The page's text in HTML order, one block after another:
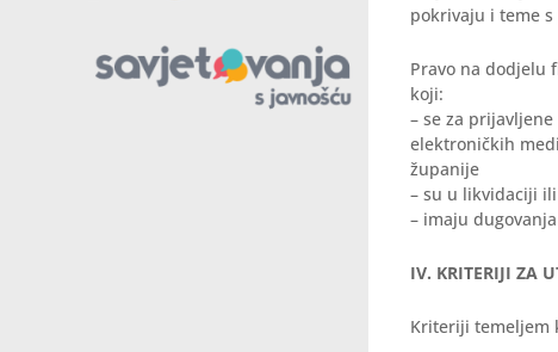
pokrivaju i teme
Pravo na dodjelu
koji:
– se za
elektroničkih
županije
– su u likvidaciji
– imaju
IV. KRITERIJI ZA
Kriteriji temeljem